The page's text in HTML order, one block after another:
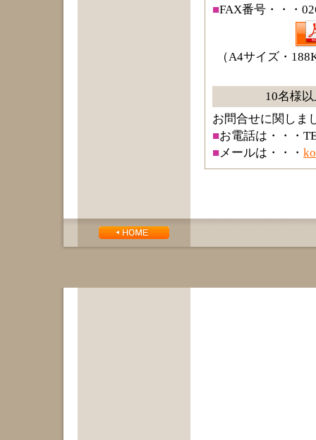
■FAX番号・・・
（A4サイズ・
10名様
お問合せに関しま
■お電話は・・・
■メールは・・・